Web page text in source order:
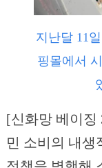
지난달 11
핑몰에서
[신화망 베이징
민 소비의 내생